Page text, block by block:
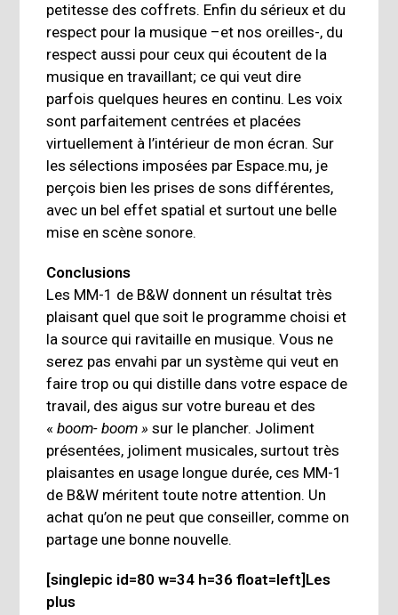
petitesse des coffrets. Enfin du sérieux et du
respect pour la musique –et nos oreilles-, du
respect aussi pour ceux qui écoutent de la
musique en travaillant; ce qui veut dire
parfois quelques heures en continu. Les voix
sont parfaitement centrées et placées
virtuellement à l’intérieur de mon écran. Sur
les sélections imposées par Espace.mu, je
perçois bien les prises de sons différentes,
avec un bel effet spatial et surtout une belle
mise en scène sonore.
Conclusions
Les MM-1 de B&W donnent un résultat très
plaisant quel que soit le programme choisi et
la source qui ravitaille en musique. Vous ne
serez pas envahi par un système qui veut en
faire trop ou qui distille dans votre espace de
travail, des aigus sur votre bureau et des
«boom- boom » sur le plancher. Joliment
présentées, joliment musicales, surtout très
plaisantes en usage longue durée, ces MM-1
de B&W méritent toute notre attention. Un
achat qu’on ne peut que conseiller, comme on
partage une bonne nouvelle.
[singlepic id=80 w=34 h=36 float=left]Les
plus